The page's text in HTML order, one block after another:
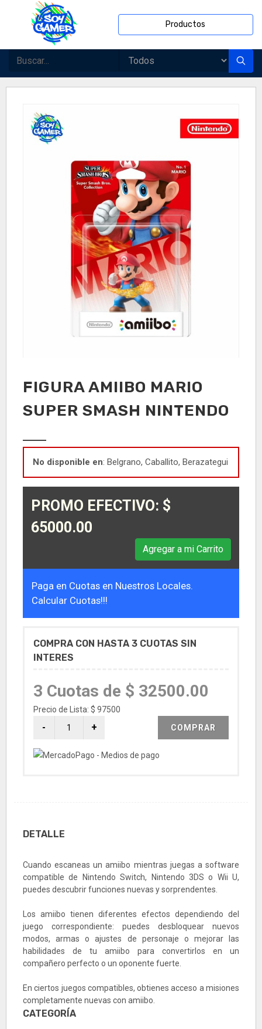
Productos
FIGURA AMIIBO MARIO
SUPER SMASH NINTENDO
No disponible en: Belgrano, Caballito, Berazategui
PROMO EFECTIVO: $
65000.00
Agregar a mi Carrito
Paga en Cuotas en Nuestros Locales.
Calcular Cuotas!!!
COMPRA CON HASTA 3 CUOTAS SIN
INTERES
3 Cuotas de $ 32500.00
Precio de Lista: $ 97500
COMPRAR
DETALLE
Cuando escaneas un amiibo mientras juegas a software
compatible de Nintendo Switch, Nintendo 3DS o Wii U,
puedes descubrir funciones nuevas y sorprendentes.
Los amiibo tienen diferentes efectos dependiendo del
juego correspondiente: puedes desbloquear nuevos
modos, armas o ajustes de personaje o mejorar las
habilidades de tu amiibo para convertirlos en un
compañero perfecto o un oponente fuerte.
En ciertos juegos compatibles, obtienes acceso a misiones
completamente nuevas con amiibo.
CATEGORÍA